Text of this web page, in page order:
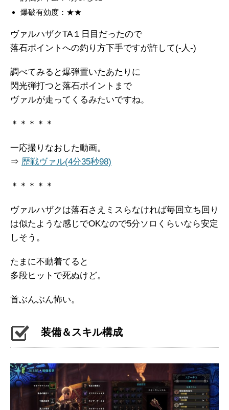
爆破有効度：★★
ヴァルハザクTA１日目だったので
落石ポイントへの釣り方下手ですが許して(-人-)
調べてみると爆弾置いたあたりに
閃光弾打つと落石ポイントまで
ヴァルが走ってくるみたいですね。
＊＊＊＊＊
一応撮りなおした動画。
⇒ 歴戦ヴァル(4分35秒98)
＊＊＊＊＊
ヴァルハザクは落石さえミスらなければ毎回立ち回り
は似たような感じでOKなので5分ソロくらいなら安定
しそう。
たまに不動着てると
多段ヒットで死ぬけど。
首ぶんぶん怖い。
装備＆スキル構成